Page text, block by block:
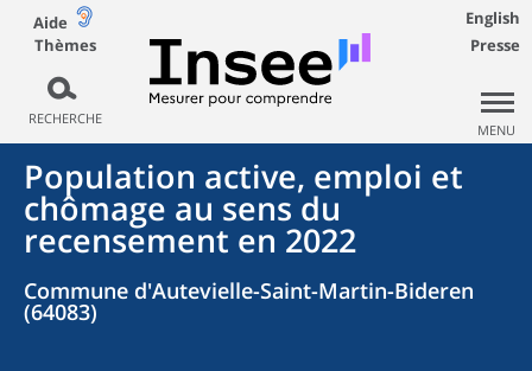
Aide
Thèmes
RECHERCHE
English
Presse
MENU
Population active, emploi et
chômage au sens du
recensement en 2022
Commune d'Autevielle-Saint-Martin-Bideren
(64083)